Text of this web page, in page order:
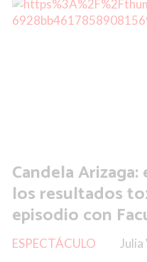
Candela
los resultados
episodio con
ESPECTÁCULO